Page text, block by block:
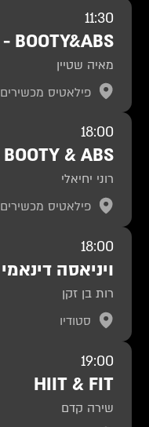
11:30
BOOTY&ABS - מכשירים
מאיה שטיין
פילאטיס מכשירים
18:00
BOOTY & ABS - מכשירים
רוני יחיאלי
פילאטיס מכשירים
18:00
ויניאסה דינאמי
רות בן זקן
סטודיו
19:00
HIIT & FIT
שירה קדם